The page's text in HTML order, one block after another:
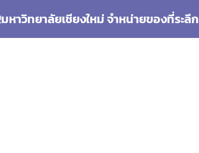
มหาวิทยาลัยเชียงใหม่ จำหน่ายของที่ระลึก